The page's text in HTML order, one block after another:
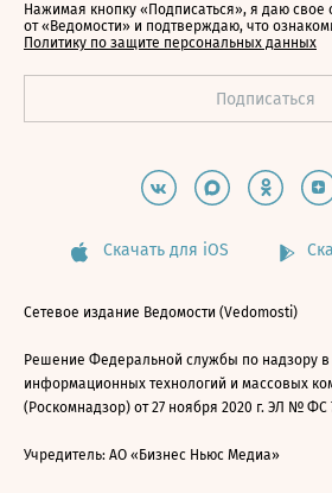
Нажимая кнопку «Подписаться», я даю свое
от «Ведомости» и подтверждаю, что
Политику по защите персональных данных
Скачать для iOS
Сетевое издание Ведомости (Vedomosti)
Решение Федеральной службы по надзору
информационных технологий и массовых
(Роскомнадзор) от 27 ноября 2020 г. ЭЛ № ФС
Учредитель: АО «Бизнес Ньюс Медиа»